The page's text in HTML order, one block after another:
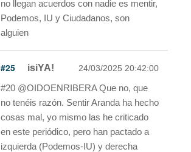
no llegan acuerdos con nadie es mentir,
Podemos, IU y Ciudadanos, son
alguien
#25 isiYA! 24/03/2025 20:42:00
#20 @OIDOENRIBERA Que no, que
no tenéis razón. Sentir Aranda ha hecho
cosas mal, yo mismo las he criticado
en este periódico, pero han pactado a
izquierda (Podemos-IU) y derecha